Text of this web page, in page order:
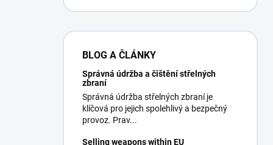
BLOG A ČLÁNKY
Správná údržba a čištění střelných
zbraní
Správná údržba střelných zbraní je
klíčová pro jejich spolehlivý a bezpečný
provoz. Prav...
Selling weapons within EU